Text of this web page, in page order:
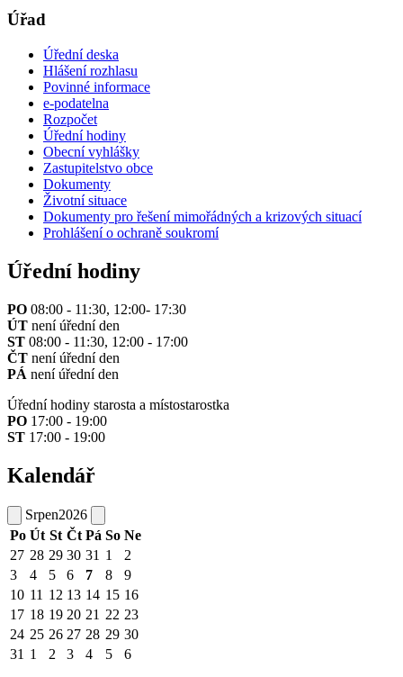
Úřad
Úřední deska
Hlášení rozhlasu
Povinné informace
e-podatelna
Rozpočet
Úřední hodiny
Obecní vyhlášky
Zastupitelstvo obce
Dokumenty
Životní situace
Dokumenty pro řešení mimořádných a krizových situací
Prohlášení o ochraně soukromí
Úřední hodiny
PO 08:00 - 11:30, 12:00- 17:30
ÚT není úřední den
ST 08:00 - 11:30, 12:00 - 17:00
ČT není úřední den
PÁ není úřední den
Úřední hodiny starosta a místostarostka
PO 17:00 - 19:00
ST 17:00 - 19:00
Kalendář
Srpen2026
Po Út St Čt Pá So Ne
27 28 29 30 31 1
2
3
4 5 6 7 8
9
10 11 12 13 14 15 16
17 18 19 20 21 22 23
24 25 26 27 28 29 30
31 1 2 3 4 5 6